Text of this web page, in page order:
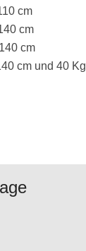
cm
cm
cm
und 40 Kg